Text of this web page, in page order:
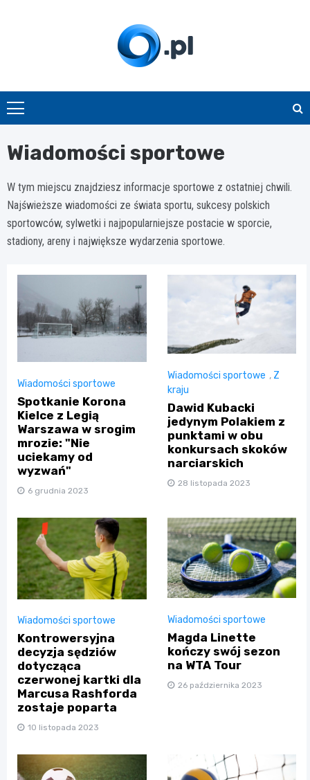
O.pl
Wiadomości sportowe
W tym miejscu znajdziesz informacje sportowe z ostatniej chwili.
Najświeższe wiadomości ze świata sportu, sukcesy polskich
sportowców, sylwetki i najpopularniejsze postacie w sporcie,
stadiony, areny i największe wydarzenia sportowe.
Wiadomości sportowe
Spotkanie Korona
Kielce z Legią
Warszawa w srogim
mrozie: "Nie
uciekamy od
wyzwań"
6 grudnia 2023
Wiadomości sportowe , Z
kraju
Dawid Kubacki
jedynym Polakiem z
punktami w obu
konkursach skoków
narciarskich
28 listopada 2023
Wiadomości sportowe
Kontrowersyjna
decyzja sędziów
dotycząca
czerwonej kartki dla
Marcusa Rashforda
zostaje poparta
10 listopada 2023
Wiadomości sportowe
Magda Linette
kończy swój sezon
na WTA Tour
26 października 2023